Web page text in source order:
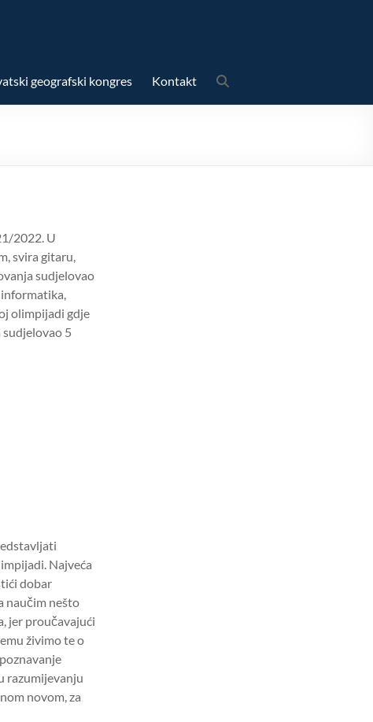
geografski kongres Kontakt
2022. U
svira gitaru,
sudjelovao
olimpijadi gdje
sudjelovao 5
Najveća
dobar
naučim nešto
jer proučavajući
živimo te o
razumijevanju
novom, za